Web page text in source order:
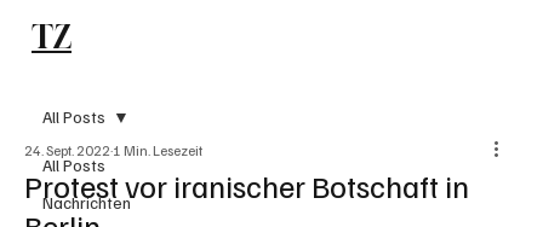
TZ
All Posts
Nachrichten
All Posts
Protest vor iranischer Botschaft in
24. Sept. 2022 1 Min. Lesezeit